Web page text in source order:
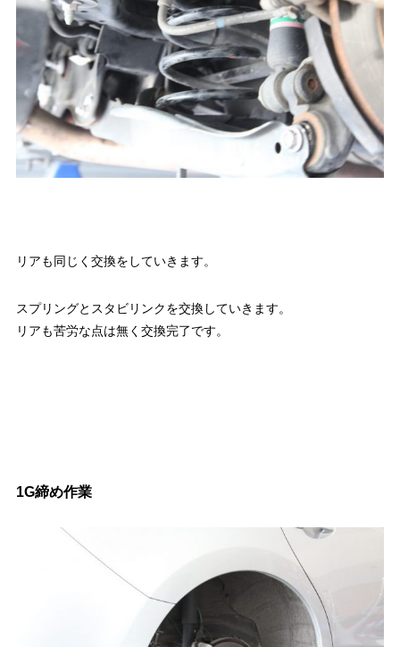
リアも同じく交換をしていきます。
スプリングとスタビリンクを交換していきます。
リアも苦労な点は無く交換完了です。
1G締め作業